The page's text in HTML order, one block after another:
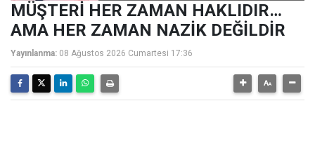
MÜŞTERİ HER ZAMAN HAKLIDIR…
AMA HER ZAMAN NAZİK DEĞİLDİR
Yayınlanma: 08 Ağustos 2026 Cumartesi 17:36